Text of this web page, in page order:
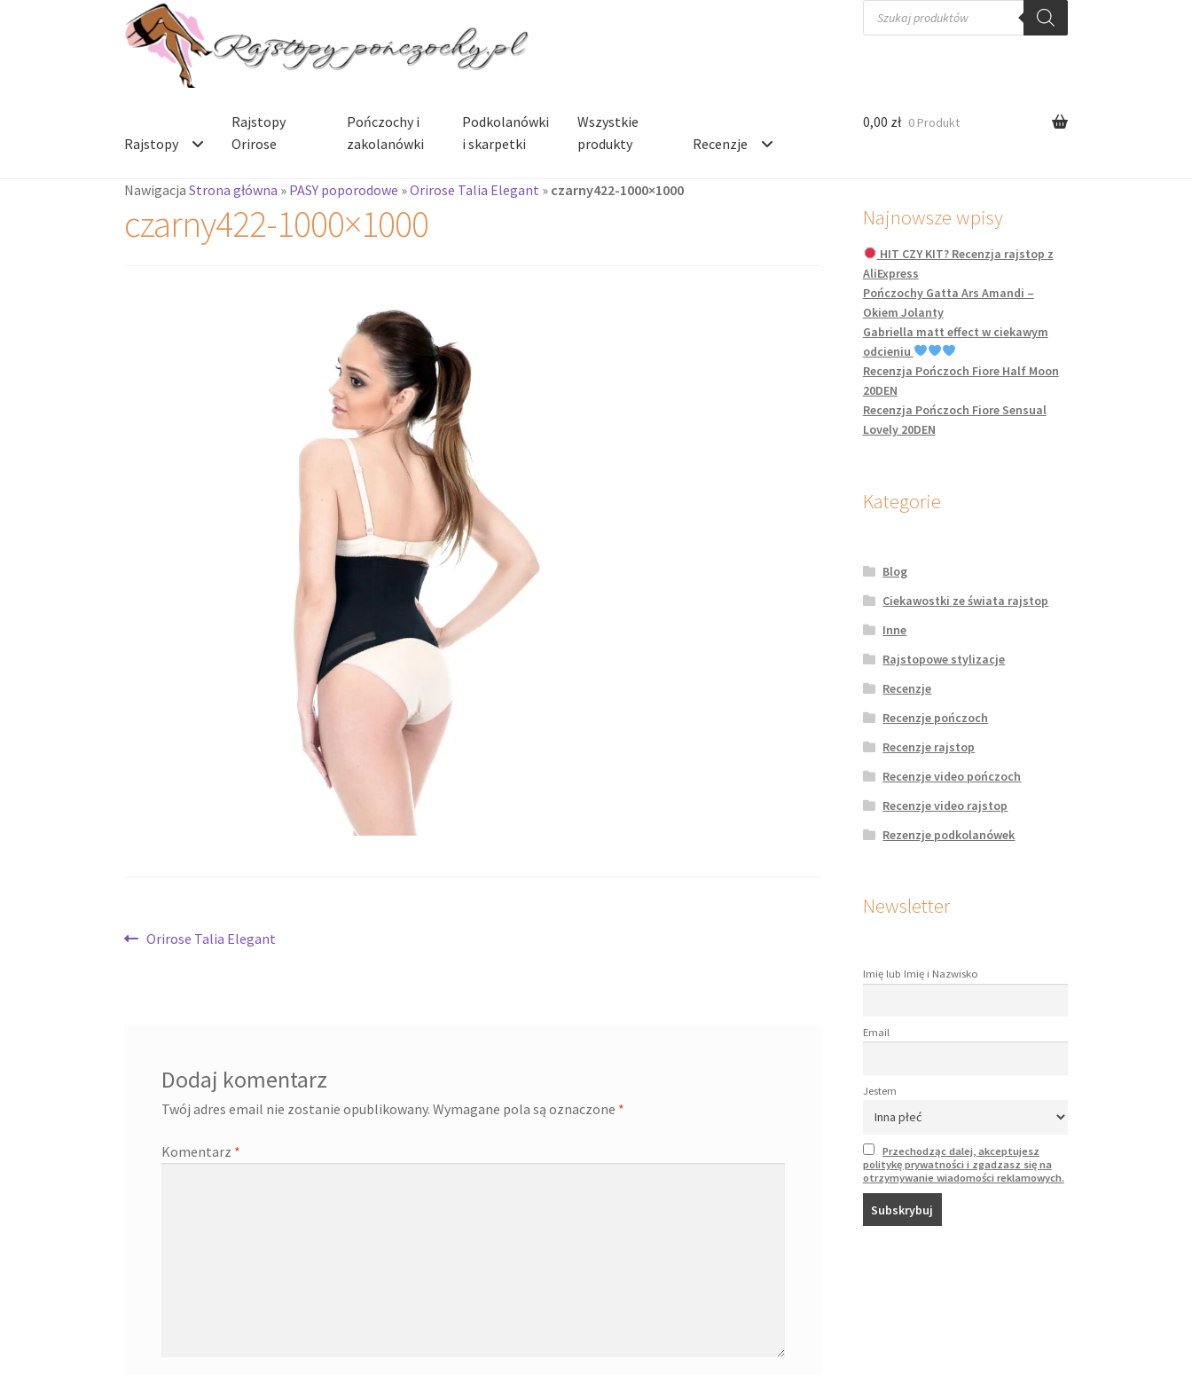
Przejdź
do
nawigacji
Przejdź
do
treści
Wyszukiwarka
produktów
Rajstopy
Rajstopy
Orirose
Pończochy i
zakolanówki
Podkolanówki
i skarpetki
Wszystkie
produkty
Recenzje
0,00 zł 0 Produkt
NawigacjaStrona główna » PASY poporodowe »Orirose Talia Elegant » czarny422-1000×1000
czarny422-1000×1000
Nawigacja
Poprzedni
Orirose Talia Elegant
Dodaj komentarz
Twój adres email nie zostanie opublikowany. Wymagane pola są oznaczone *
Komentarz *
Najnowsze wpisy
HIT CZY KIT? Recenzja rajstop z
AliExpress
Pończochy Gatta Ars Amandi –
Okiem Jolanty
Gabriella matt effect w ciekawym
odcieniu
Recenzja Pończoch Fiore Half Moon
20DEN
Recenzja Pończoch Fiore Sensual
Lovely 20DEN
Kategorie
Blog
Ciekawostki ze świata rajstop
Inne
Rajstopowe stylizacje
Recenzje
Recenzje pończoch
Recenzje rajstop
Recenzje video pończoch
Recenzje video rajstop
Rezenzje podkolanówek
Newsletter
Imię lub Imię i Nazwisko
Email
Jestem
Przechodząc dalej, akceptujesz
politykę prywatności i zgadzasz się na
otrzymywanie wiadomości reklamowych.